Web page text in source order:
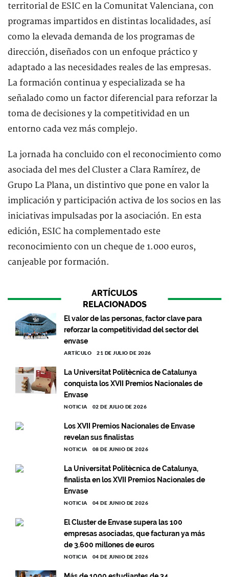
territorial de ESIC en la Comunitat Valenciana, con
programas impartidos en distintas localidades, así
como la elevada demanda de los programas de
dirección, diseñados con un enfoque práctico y
adaptado a las necesidades reales de las empresas.
La formación continua y especializada se ha
señalado como un factor diferencial para reforzar la
toma de decisiones y la competitividad en un
entorno cada vez más complejo.
La jornada ha concluido con el reconocimiento como
asociada del mes del Cluster a Clara Ramírez, de
Grupo La Plana, un distintivo que pone en valor la
implicación y participación activa de los socios en las
iniciativas impulsadas por la asociación. En esta
edición, ESIC ha complementado este
reconocimiento con un cheque de 1.000 euros,
canjeable por formación.
ARTÍCULOS
RELACIONADOS
El valor de las personas, factor clave para
reforzar la competitividad del sector del
envase
ARTÍCULO 21 DE JULIO DE 2026
La Universitat Politècnica de Catalunya
conquista los XVII Premios Nacionales de
Envase
NOTICIA 02 DE JULIO DE 2026
Los XVII Premios Nacionales de Envase
revelan sus finalistas
NOTICIA 08 DE JUNIO DE 2026
La Universitat Politècnica de Catalunya,
finalista en los XVII Premios Nacionales de
Envase
NOTICIA 04 DE JUNIO DE 2026
El Cluster de Envase supera las 100
empresas asociadas, que facturan ya más
de 3.600 millones de euros
NOTICIA 04 DE JUNIO DE 2026